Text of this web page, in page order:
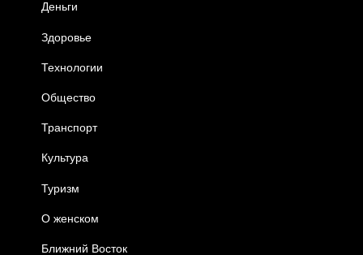
Деньги
Здоровье
Технологии
Общество
Транспорт
Культура
Туризм
О женском
Ближний Восток